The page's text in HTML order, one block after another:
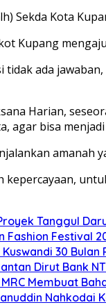
Sekda Kota
Kupang
tidak ada
Harian,
agar bisa menjadi
amanah
kepercayaan,
Tanggul
Fashion Festival
30 Bulan
Dirut Bank
Membuat
Nahkodai